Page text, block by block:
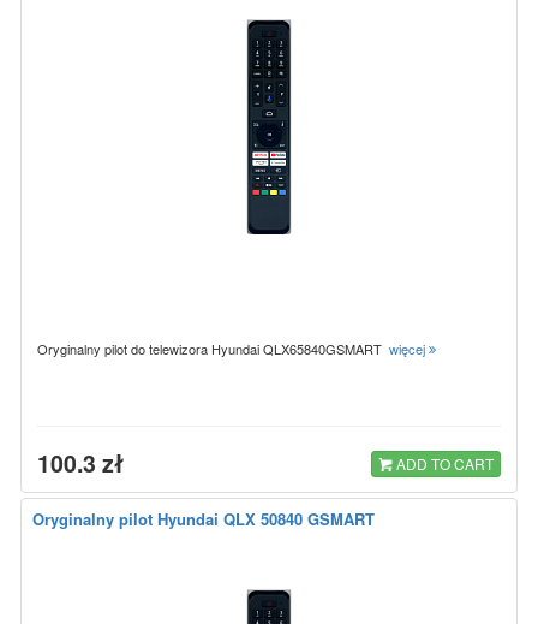
Oryginalny pilot do telewizora Hyundai QLX65840GSMART więcej
100.3 zł ADD TO CART
Oryginalny pilot Hyundai QLX 50840 GSMART